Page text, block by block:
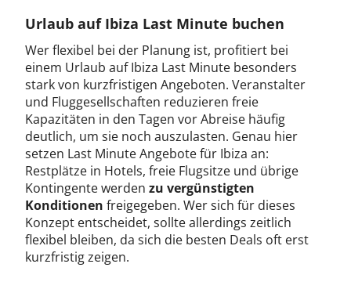
Urlaub auf Ibiza Last Minute buchen
Wer flexibel bei der Planung ist, profitiert bei
einem Urlaub auf Ibiza Last Minute besonders
stark von kurzfristigen Angeboten. Veranstalter
und Fluggesellschaften reduzieren freie
Kapazitäten in den Tagen vor Abreise häufig
deutlich, um sie noch auszulasten. Genau hier
setzen Last Minute Angebote für Ibiza an:
Restplätze in Hotels, freie Flugsitze und übrige
Kontingente werden zu vergünstigten
Konditionen freigegeben. Wer sich für dieses
Konzept entscheidet, sollte allerdings zeitlich
flexibel bleiben, da sich die besten Deals oft erst
kurzfristig zeigen.